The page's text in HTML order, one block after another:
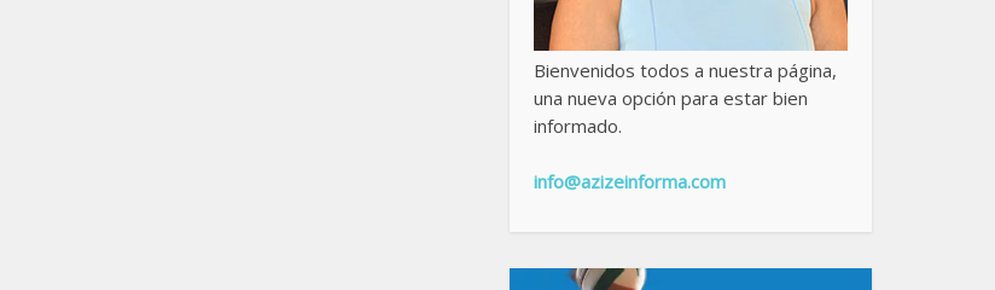
Bienvenidos todos a nuestra página,
una nueva opción para estar bien
informado.
info@azizeinforma.com